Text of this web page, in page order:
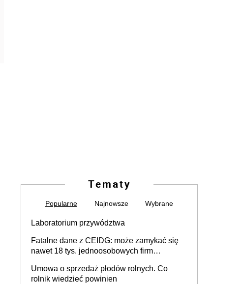
Tematy
Popularne Najnowsze Wybrane
Laboratorium przywództwa
Fatalne dane z CEIDG: może zamykać się
nawet 18 tys. jednoosobowych firm
Umowa o sprzedaż płodów rolnych. Co
rolnik wiedzieć powinien